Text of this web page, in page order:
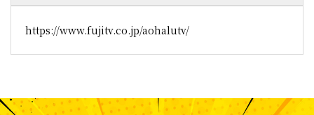
https://www.fujitv.co.jp/aohalutv/